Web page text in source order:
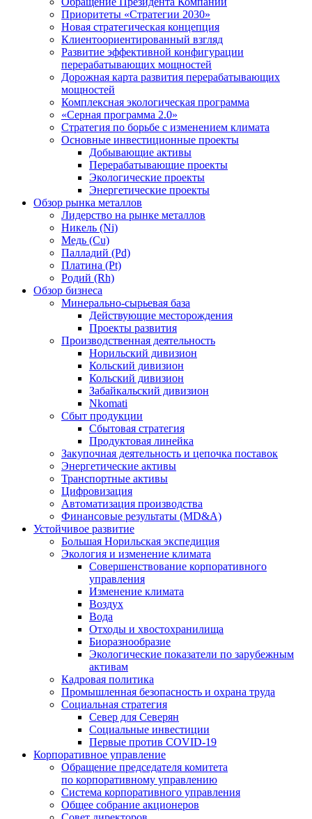
Приоритеты «Стратегии 2030»
Новая стратегическая концепция
Клиентоориентированный взгляд
Развитие эффективной конфигурации
перерабатывающих мощностей
Дорожная карта развития перерабатывающих
мощностей
Комплексная экологическая программа
«Серная программа 2.0»
Стратегия по борьбе с изменением климата
Основные инвестиционные проекты
Добывающие активы
Перерабатывающие проекты
Экологические проекты
Энергетические проекты
Обзор рынка металлов
Лидерство на рынке металлов
Никель (Ni)
Медь (Cu)
Палладий (Pd)
Платина (Pt)
Родий (Rh)
Обзор бизнеса
Минерально-сырьевая база
Действующие месторождения
Проекты развития
Производственная деятельность
Норильский дивизион
Кольский дивизион
Кольский дивизион
Забайкальский дивизион
Nkomati
Сбыт продукции
Сбытовая стратегия
Продуктовая линейка
Закупочная деятельность и цепочка поставок
Энергетические активы
Транспортные активы
Цифровизация
Автоматизация производства
Финансовые результаты (MD&A)
Устойчивое развитие
Большая Норильская экспедиция
Экология и изменение климата
Совершенствование корпоративного
управления
Изменение климата
Воздух
Вода
Отходы и хвостохранилища
Биоразнообразие
Экологические показатели по зарубежным
активам
Кадровая политика
Промышленная безопасность и охрана труда
Социальная стратегия
Север для Северян
Социальные инвестиции
Первые против COVID‑19
Корпоративное управление
Обращение председателя комитета
по корпоративному управлению
Система корпоративного управления
Общее собрание акционеров